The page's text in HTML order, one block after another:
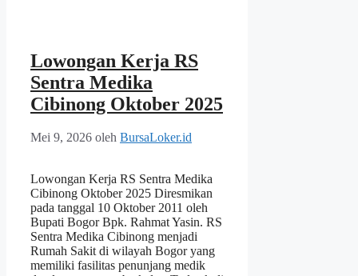
Lowongan Kerja RS
Sentra Medika
Cibinong Oktober 2025
Mei 9, 2026 oleh BursaLoker.id
Lowongan Kerja RS Sentra Medika
Cibinong Oktober 2025 Diresmikan
pada tanggal 10 Oktober 2011 oleh
Bupati Bogor Bpk. Rahmat Yasin. RS
Sentra Medika Cibinong menjadi
Rumah Sakit di wilayah Bogor yang
memiliki fasilitas penunjang medik